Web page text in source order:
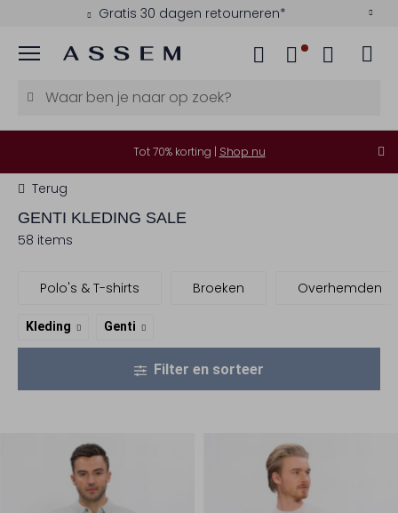
Gratis 30 dagen retourneren*
Menu
Tot 70% korting | Shop nu
Terug
GENTI KLEDING SALE
58 items
Polo's & T-shirts Broeken Overhemden
Kleding Genti
Filter en sorteer